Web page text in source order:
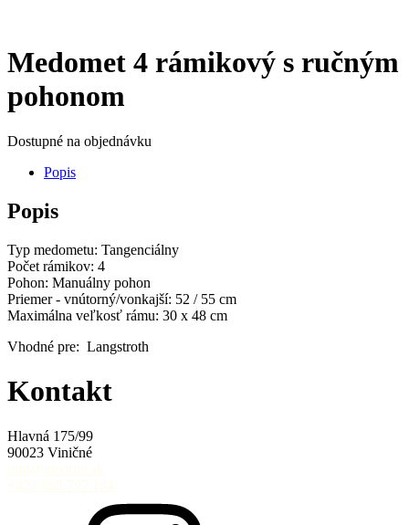
Medomet 4 rámikový s ručným
pohonom
Dostupné na objednávku
Popis
Popis
Typ medometu: Tangenciálny
Počet rámikov: 4
Pohon: Manuálny pohon
Priemer - vnútorný/vonkajší: 52 / 55 cm
Maximálna veľkosť rámu: 30 x 48 cm
Vhodné pre: Langstroth
Kontakt
Hlavná 175/99
90023 Viničné